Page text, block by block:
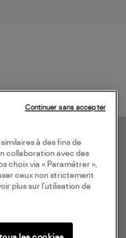
à des fins de
collaboration avec des
choix via « Paramétrer »,
ceux non strictement
plus sur l’utilisation de
Continuer sans accepter